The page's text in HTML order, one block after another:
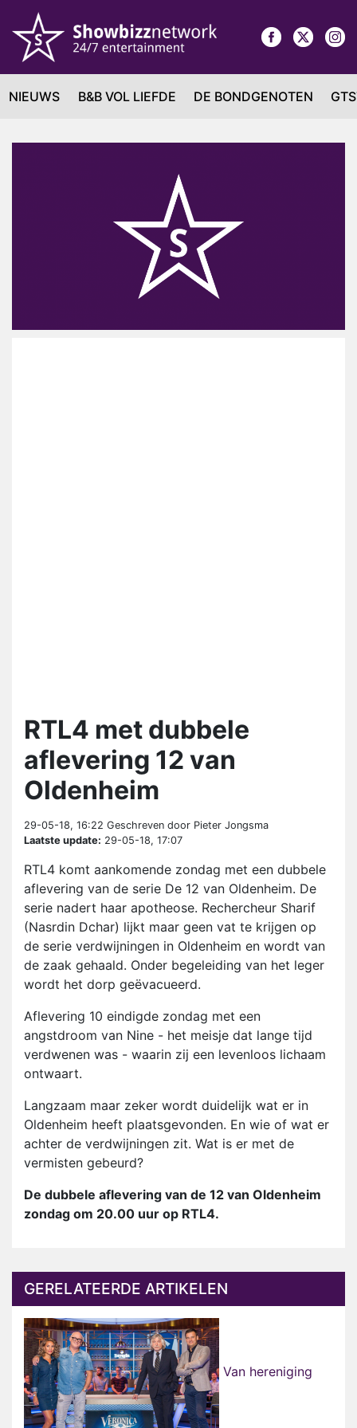
NIEUWS B&B VOL LIEFDE DE BONDGENOTEN
RTL4 met dubbele
aflevering 12 van
Oldenheim
29-05-18, 16:22 Geschreven door Pieter Jongsma
Laatste update: 29-05-18, 17:07
RTL4 komt aankomende zondag met een dubbele
aflevering van de serie De 12 van Oldenheim. De
serie nadert haar apotheose. Rechercheur Sharif
(Nasrdin Dchar) lijkt maar geen vat te krijgen op
de serie verdwijningen in Oldenheim en wordt van
de zaak gehaald. Onder begeleiding van het leger
wordt het dorp geëvacueerd.
Aflevering 10 eindigde zondag met een
angstdroom van Nine - het meisje dat lange tijd
verdwenen was - waarin zij een levenloos lichaam
ontwaart.
Langzaam maar zeker wordt duidelijk wat er in
Oldenheim heeft plaatsgevonden. En wie of wat er
achter de verdwijningen zit. Wat is er met de
vermisten gebeurd?
De dubbele aflevering van de 12 van Oldenheim
zondag om 20.00 uur op RTL4.
GERELATEERDE ARTIKELEN
Van hereniging